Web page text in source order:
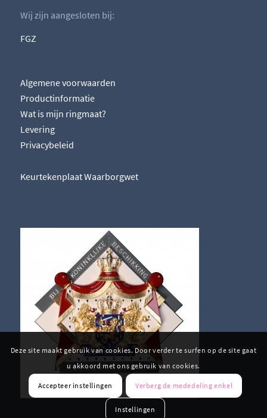
Wij zijn aangesloten bij:
FGZ
Algemene voorwaarden
Productinformatie
Wat is mijn ringmaat?
Levering
Privacybeleid
Keurtekenplaat Waarborgwet
Deze site maakt gebruik van cookies. Door verder te surfen op de site gaat
u akkoord met ons gebruik van cookies.
Accepteer instellingen Verberg de mededeling enkel
Instellingen